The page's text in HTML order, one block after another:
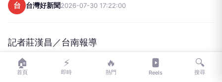
台 台灣好新聞2026-07-30 17:22:00
記者莊漢昌／台南報導
🏠
首頁
⚡
即時
🔥
熱門 Reels
🔍
搜尋